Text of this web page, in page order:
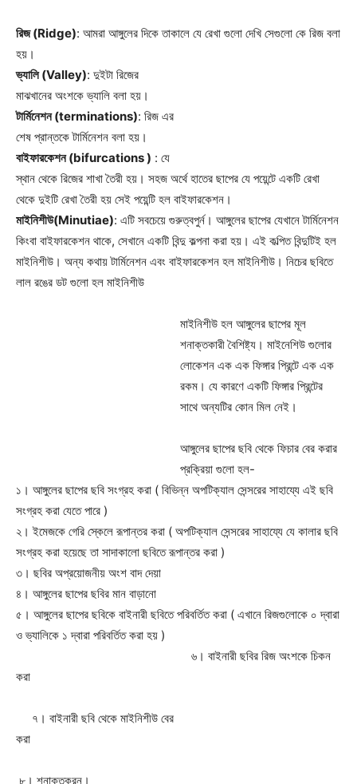
Champs21
রিজ (Ridge): আমরা আঙ্গুলের দিকে তাকালে যে রেখা গুলো দেখি সেগুলো কে রিজ বলা
হয়।
ভ্যালি (Valley): দুইটা রিজের
মাঝখানের অংশকে ভ্যালি বলা হয়।
টার্মিনেশন (terminations): রিজ এর
শেষ প্রান্তকে টার্মিনেশন বলা হয়।
বাইফারকেশন (bifurcations ) : যে
স্থান থেকে রিজের শাখা তৈরী হয়। সহজ অর্থে হাতের ছাপের যে পয়েন্টে একটি রেখা
থেকে দুইটি রেখা তৈরী হয় সেই পয়েন্টি হল বাইফারকেশন।
মাইনিশীউ(Minutiae): এটি সবচেয়ে গুরুত্বপুর্ন। আঙ্গুলের ছাপের যেখানে টার্মিনেশন
কিংবা বাইফারকেশন থাকে, সেখানে একটি বিন্দু কল্পনা করা হয়। এই কল্পিত বিন্দুটিই হল
মাইনিশীউ। অন্য কথায় টার্মিনেশন এবং বাইফারকেশন হল মাইনিশীউ। নিচের ছবিতে
লাল রঙের ডট গুলো হল মাইনিশীউ
মাইনিশীউ হল আঙ্গুলের ছাপের মূল
শনাক্তকারী বৈশিষ্ট্য। মাইনেশিউ গুলোর
লোকেশন এক এক ফিঙ্গার প্রিন্টে এক এক
রকম। যে কারণে একটি ফিঙ্গার প্রিন্টের
সাথে অন্যটির কোন মিল নেই।
আঙ্গুলের ছাপের ছবি থেকে ফিচার বের করার
প্রক্রিয়া গুলো হল-
১। আঙ্গুলের ছাপের ছবি সংগ্রহ করা ( বিভিন্ন অপটিক্যাল সেন্সরের সাহায্যে এই ছবি
সংগ্রহ করা যেতে পারে )
২। ইমেজকে গেরি স্কেলে রূপান্তর করা ( অপটিক্যাল সেন্সরের সাহায্যে যে কালার ছবি
সংগ্রহ করা হয়েছে তা সাদাকালো ছবিতে রূপান্তর করা )
৩। ছবির অপ্রয়োজনীয় অংশ বাদ দেয়া
৪। আঙ্গুলের ছাপের ছবির মান বাড়ানো
৫। আঙ্গুলের ছাপের ছবিকে বাইনারী ছবিতে পরিবর্তিত করা ( এখানে রিজগুলোকে ০ দ্বারা
ও ভ্যালিকে ১ দ্বারা পরিবর্তিত করা হয় )
৬। বাইনারী ছবির রিজ অংশকে চিকন
করা
৭। বাইনারী ছবি থেকে মাইনিশীউ বের
করা
৮। শনাক্তকরন।